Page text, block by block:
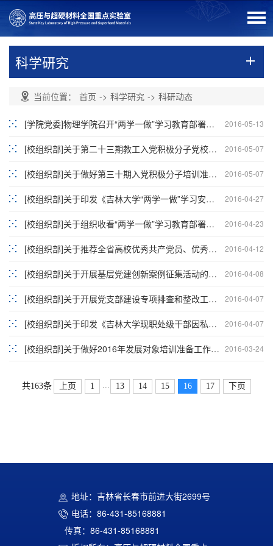
科学研究
当前位置： 首页 -> 科学研究 -> 科研动态
[学院党委]物理学院召开“两学一做”学习教育部署会议暨传达学校2016年党风廉政建设工作会议精神 2016-05-13
[校组织部]关于第二十三期教工入党积极分子党校培训的通知 2016-05-07
[校组织部]关于做好第三十期入党积极分子培训准备工作的通知 2016-05-07
[校组织部]关于印发《吉林大学“两学一做”学习安排具体方案》的通知 2016-04-27
[校组织部]关于组织收看“两学一做”学习教育部署启动会网络直播的补充通知 2016-04-23
[校组织部]关于推荐全省高校优秀共产党员、优秀党务工作者、先进基层党组织的紧急通知 2016-04-12
[校组织部]关于开展基层党建创新案例征集活动的通知 2016-04-08
[校组织部]关于开展党支部建设专项排查和整改工作的通知 2016-04-07
[校组织部]关于印发《吉林大学现职处级干部因私出国（境）证件管理办法》的通知 2016-04-07
[校组织部]关于做好2016年发展对象培训准备工作的通知 2016-03-24
共163条 上页 1 ... 13 14 15 16 17 下页
地址：吉林省长春市前进大街2699号
电话：86-431-85168881
传真：86-431-85168881